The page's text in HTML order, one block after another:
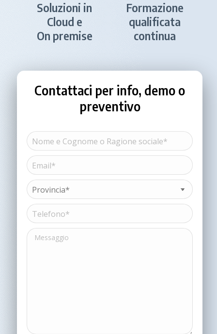
Soluzioni in
Cloud e
On premise
Formazione
qualificata
continua
Contattaci per info, demo o
preventivo
Nome
e
Cognome
o
Ragione
sociale*
(Obbligatorio)
Nome
Email*
(Obbligatorio)
Provincia*
(Obbligatorio)
Telefono*
(Obbligatorio)
Messaggio